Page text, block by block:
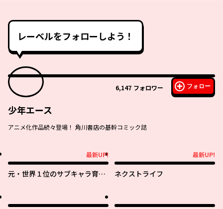
レーベルをフォローしよう！
6,147 フォロワー フォロー
少年エース
アニメ化作品続々登場！ 角川書店の基幹コミック誌
最新UP!
元・世界１位のサブキャラ育成
最新UP!
ネクストライフ